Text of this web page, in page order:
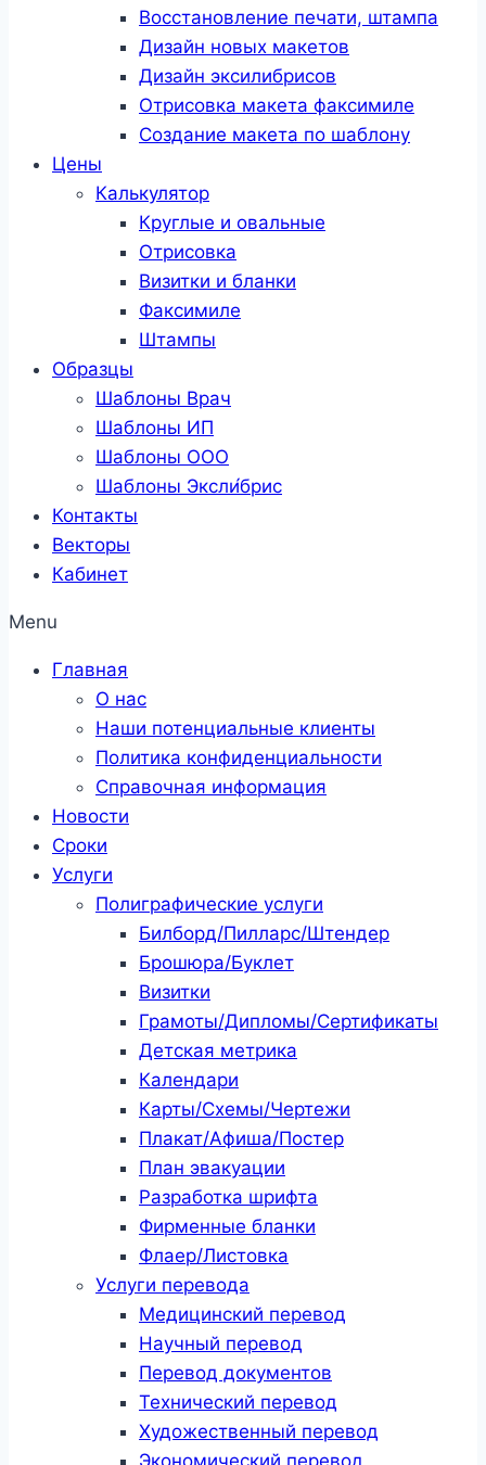
Восстановление печати, штампа
Дизайн новых макетов
Дизайн эксилибрисов
Отрисовка макета факсимиле
Создание макета по шаблону
Цены
Калькулятор
Круглые и овальные
Отрисовка
Визитки и бланки
Факсимиле
Штампы
Образцы
Шаблоны Врач
Шаблоны ИП
Шаблоны ООО
Шаблоны Эксли́брис
Контакты
Векторы
Кабинет
Menu
Главная
О нас
Наши потенциальные клиенты
Политика конфиденциальности
Справочная информация
Новости
Сроки
Услуги
Полиграфические услуги
Билборд/Пилларс/Штендер
Брошюра/Буклет
Визитки
Грамоты/Дипломы/Сертификаты
Детская метрика
Календари
Карты/Схемы/Чертежи
Плакат/Афиша/Постер
План эвакуации
Разработка шрифта
Фирменные бланки
Флаер/Листовка
Услуги перевода
Медицинский перевод
Научный перевод
Перевод документов
Технический перевод
Художественный перевод
Экономический перевод